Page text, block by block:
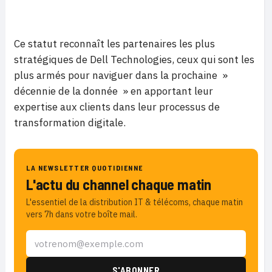
Ce statut reconnaît les partenaires les plus
stratégiques de Dell Technologies, ceux qui sont les
plus armés pour naviguer dans la prochaine »
décennie de la donnée » en apportant leur
expertise aux clients dans leur processus de
transformation digitale.
LA NEWSLETTER QUOTIDIENNE
L'actu du channel chaque matin
L'essentiel de la distribution IT & télécoms, chaque matin
vers 7h dans votre boîte mail.